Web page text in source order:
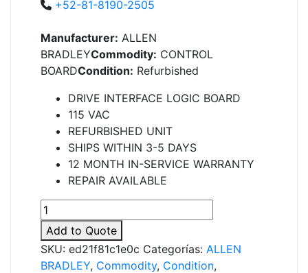
+52-81-8190-2505
Manufacturer: ALLEN
BRADLEYCommodity: CONTROL
BOARDCondition: Refurbished
DRIVE INTERFACE LOGIC BOARD
115 VAC
REFURBISHED UNIT
SHIPS WITHIN 3-5 DAYS
12 MONTH IN-SERVICE WARRANTY
REPAIR AVAILABLE
1336-
MOD-
L3
cantidad
Add to Quote
SKU: ed21f81c1e0c Categorías: ALLEN
BRADLEY, Commodity, Condition,